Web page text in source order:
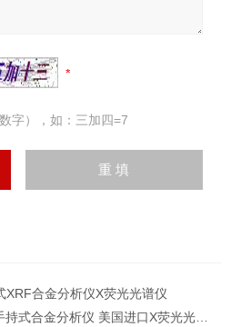
字），如：三加四=7
XRF合金分析仪X荧光光谱仪
式合金分析仪 美国进口X荧光光谱仪